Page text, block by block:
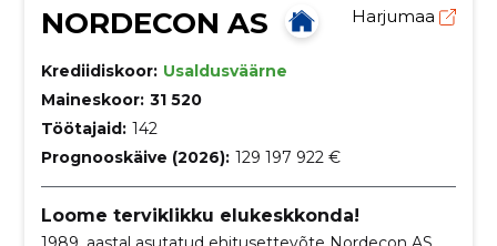
NORDECON AS Harjumaa
Krediidiskoor: Usaldusväärne
Maineskoor: 31 520
Töötajaid: 142
Prognooskäive (2026): 129 197 922 €
Loome terviklikku elukeskkonda!